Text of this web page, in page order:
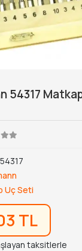
54317
Uç Seti
TL
taksitlerle